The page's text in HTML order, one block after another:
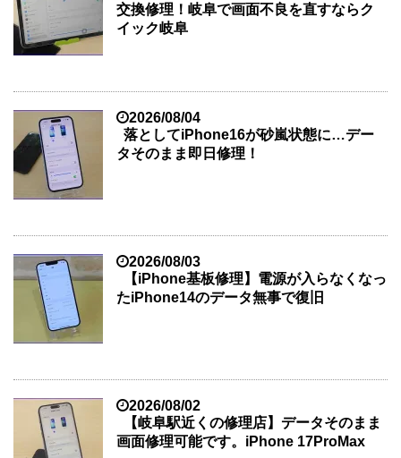
交換修理！岐阜で画面不良を直すならク
イック岐阜
2026/08/04
落としてiPhone16が砂嵐状態に…デー
タそのまま即日修理！
2026/08/03
【iPhone基板修理】電源が入らなくなっ
たiPhone14のデータ無事で復旧
2026/08/02
【岐阜駅近くの修理店】データそのまま
画面修理可能です。iPhone 17ProMax